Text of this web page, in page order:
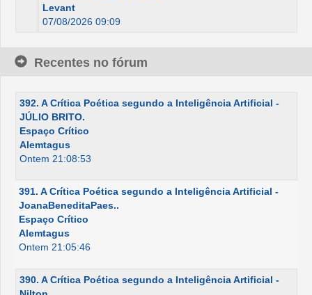
Levant
07/08/2026 09:09
Recentes no fórum
392. A Crítica Poética segundo a Inteligência Artificial -
JÚLIO BRITO.
Espaço Crítico
Alemtagus
Ontem 21:08:53
391. A Crítica Poética segundo a Inteligência Artificial -
JoanaBeneditaPaes..
Espaço Crítico
Alemtagus
Ontem 21:05:46
390. A Crítica Poética segundo a Inteligência Artificial -